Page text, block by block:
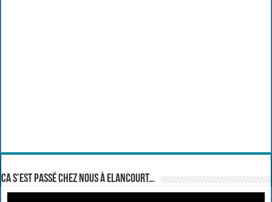
Ca s’est passé chez nous à Elancourt…